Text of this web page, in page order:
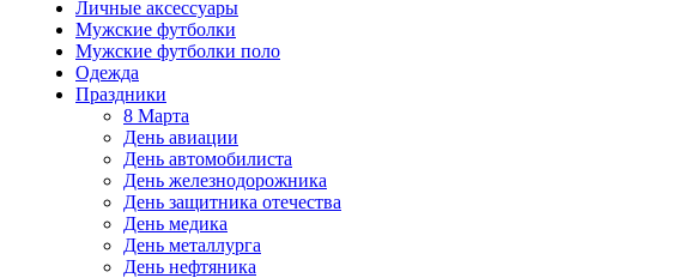
Личные аксессуары
Мужские футболки
Мужские футболки поло
Одежда
Праздники
8 Марта
День авиации
День автомобилиста
День железнодорожника
День защитника отечества
День медика
День металлурга
День нефтяника